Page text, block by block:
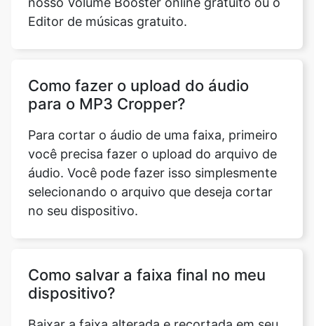
Como fazer o upload do áudio
você precisa fazer o upload do arquivo de
áudio. Você pode fazer isso simplesmente
selecionando o arquivo que deseja cortar
no seu dispositivo.
Como salvar a faixa final no meu
dispositivo é muito simples. Depois de
selecionar a parte da música para recortar
de acordo com suas necessidades, tudo o